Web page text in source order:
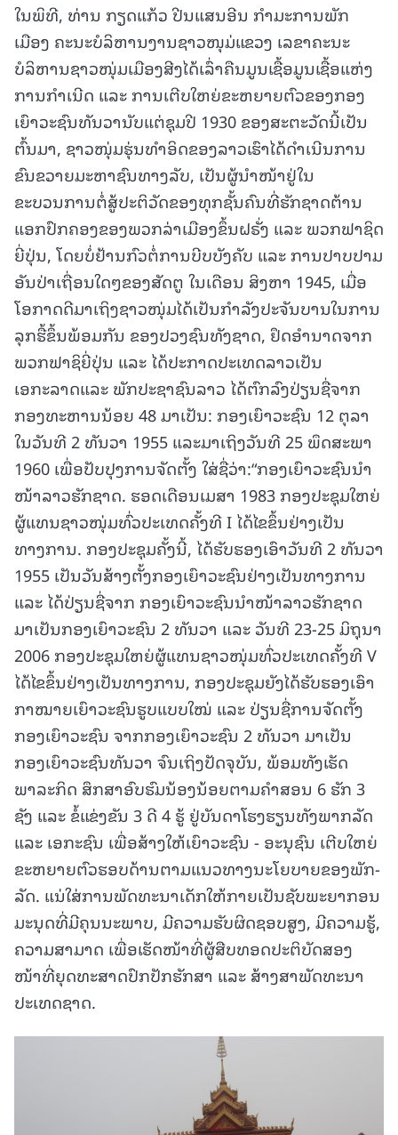
ໃນພິທີ, ທ່ານ ກຽດແກ້ວ ປີນແສນອີນ ກໍາມະການພັກ
ເມືອງ ຄະນະບໍລິຫານງານຊາວໜຸມ່ແຂວງ ເລຂາຄະນະ
ບໍລິຫານຊາວໜຸ່ມເມືອງສີງໄດ້ເລົ່າຄືນມູນເຊື້ອມູນເຊື້ອແຫ່ງ
ການກໍາເນີດ ແລະ ການເຕີບໃຫຍ່ຂະຫຍາຍຕົວຂອງກອງ
ເຍົາວະຊົນທັນວານັບແຕ່ຊຸມປີ 1930 ຂອງສະຕະວັດນີ້ເປັນ
ຕົ້ນມາ, ຊາວໜຸ່ມຮຸ່ນທຳອິດຂອງລາວເຮົາໄດ້ດຳເນີນການ
ຂົນຂວາຍມະຫາຊົນທາງລັບ, ເປັນຜູ້ນຳໜ້າຢູ່ໃນ
ຂະບວນການຕໍ່ສູ້ປະຕິວັດຂອງທຸກຊັ້ນຄົນທີ່ຮັກຊາດຕ້ານ
ແອກປົກຄອງຂອງພວກລ່າເມືອງຂຶ້ນຝຣັ່ງ ແລະ ພວກຟາຊິດ
ຍີ່ປຸ່ນ, ໂດຍບໍ່ຢ້ານກົວຕໍ່ການບີບບັງຄັບ ແລະ ການປາບປາມ
ອັນປ່າເຖື່ອນໃດໆຂອງສັດຕູ ໃນເດືອນ ສິງຫາ 1945, ເມື່ອ
ໂອກາດດີມາເຖິງຊາວໜຸ່ມໄດ້ເປັນກຳລັງປະຈັນບານໃນການ
ລຸກຮື້ຂຶ້ນພ້ອມກັນ ຂອງປວງຊົນທັງຊາດ, ຢຶດອຳນາດຈາກ
ພວກຟາຊິຍີ່ປຸ່ນ ແລະ ໄດ້ປະກາດປະເທດລາວເປັນ
ເອກະລາດແລະ ພັກປະຊາຊົນລາວ ໄດ້ຕົກລົງປ່ຽນຊື່ຈາກ
ກອງທະຫານນ້ອຍ 48 ມາເປັນ: ກອງເຍົາວະຊົນ 12 ຕຸລາ
ໃນວັນທີ 2 ທັນວາ 1955 ແລະມາເຖິງວັນທີ 25 ພຶດສະພາ
1960 ເພື່ອປັບປຸງການຈັດຕັ້ງ ໃສ່ຊື່ວ່າ:“ກອງເຍົາວະຊົນນໍາ
ໜ້າລາວຮັກຊາດ. ຮອດເດືອນເມສາ 1983 ກອງປະຊຸມໃຫຍ່
ຜູ້ແທນຊາວໜຸ່ມທົ່ວປະເທດຄັ້ງທີ I ໄດ້ໄຂຂຶ້ນຢ່າງເປັນ
ທາງການ. ກອງປະຊຸມຄັ້ງນີ້, ໄດ້ຮັບຮອງເອົາວັນທີ 2 ທັນວາ
1955 ເປັນວັນສ້າງຕັ້ງກອງເຍົາວະຊົນຢ່າງເປັນທາງການ
ແລະ ໄດ້ປ່ຽນຊື່ຈາກ ກອງເຍົາວະຊົນນໍາໜ້າລາວຮັກຊາດ
ມາເປັນກອງເຍົາວະຊົນ 2 ທັນວາ ແລະ ວັນທີ 23-25 ມິຖຸນາ
2006 ກອງປະຊຸມໃຫຍ່ຜູ້ແທນຊາວໜຸ່ມທົ່ວປະເທດຄັ້ງທີ V
ໄດ້ໄຂຂຶ້ນຢ່າງເປັນທາງການ, ກອງປະຊຸມຍັງໄດ້ຮັບຮອງເອົາ
ກາໝາຍເຍົາວະຊົນຮູບແບບໃໝ່ ແລະ ປ່ຽນຊື່ການຈັດຕັ້ງ
ກອງເຍົາວະຊົນ ຈາກກອງເຍົາວະຊົນ 2 ທັນວາ ມາເປັນ
ກອງເຍົາວະຊົນທັນວາ ຈົນເຖິງປັດຈຸບັນ, ພ້ອມທັງເຮັດ
ພາລະກິດ ສຶກສາອົບຮົມນ້ອງນ້ອຍຕາມຄຳສອນ 6 ຮັກ 3
ຊັງ ແລະ ຂໍ້ແຂ່ງຂັນ 3 ດີ 4 ຮູ້ ຢູ່ບັນດາໂຮງຮຽນທັງພາກລັດ
ແລະ ເອກະຊົນ ເພື່ອສ້າງໃຫ້ເຍົາວະຊົນ - ອະນຸຊົນ ເຕີບໃຫຍ່
ຂະຫຍາຍຕົວຮອບດ້ານຕາມແນວທາງນະໂຍບາຍຂອງພັກ-
ລັດ. ແນ່ໃສ່ການພັດທະນາເດັກໃຫ້ກາຍເປັນຊັບພະຍາກອນ
ມະນຸດທີ່ມີຄຸນນະພາບ, ມີຄວາມຮັບຜິດຊອບສູງ, ມີຄວາມຮູ້,
ຄວາມສາມາດ ເພື່ອເຮັດໜ້າທີ່ຜູ້ສືບທອດປະຕິບັດສອງ
ໜ້າທີ່ຍຸດທະສາດປົກປັກຮັກສາ ແລະ ສ້າງສາພັດທະນາ
ປະເທດຊາດ.